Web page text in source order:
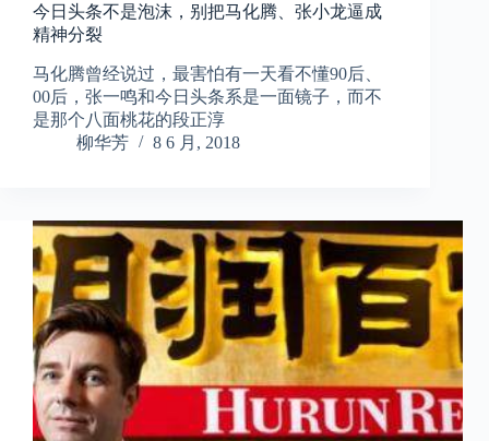
今日头条不是泡沫，别把马化腾、张小龙逼成
精神分裂
马化腾曾经说过，最害怕有一天看不懂90后、
00后，张一鸣和今日头条系是一面镜子，而不
是那个八面桃花的段正淳
柳华芳
8 6 月, 2018